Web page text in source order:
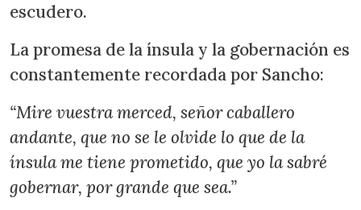
escudero.
La promesa de la ínsula y la gobernación es
constantemente recordada por Sancho:
“Mire vuestra merced, señor caballero
andante, que no se le olvide lo que de la
ínsula me tiene prometido, que yo la sabré
gobernar, por grande que sea.”